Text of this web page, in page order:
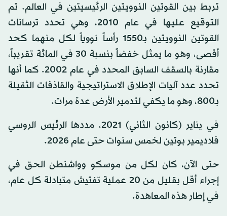
تربط بين القوتين النوويتين الرئيسيتين في العالم. تم
التوقيع عليها في عام 2010، وهي تحدد ترسانات
القوتين النوويتين بـ1550 رأساً نووياً لكل منهما كحد
أقصى، وهو ما يمثل خفضاً بنسبة 30 في المائة تقريباً،
مقارنة بالسقف السابق المحدد في عام 2002. كما أنها
تحدد عدد آليات الإطلاق الاستراتيجية والقاذفات الثقيلة
بـ800، وهو ما يكفي لتدمير الأرض عدة مرات.
في يناير (كانون الثاني) 2021، مددها الرئيس الروسي
فلاديمير بوتين لخمس سنوات حتى عام 2026.
حتى الآن، كان لكل من موسكو وواشنطن الحق في
إجراء أقل بقليل من 20 عملية تفتيش متبادلة كل عام،
في إطار هذه المعاهدة.